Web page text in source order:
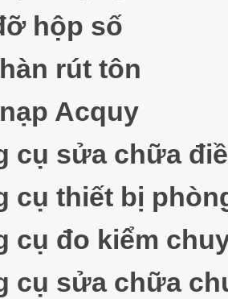
hộp số
rút tôn
Acquy
cụ sửa chữa
cụ thiết bị
cụ đo kiểm
cụ sửa chữa